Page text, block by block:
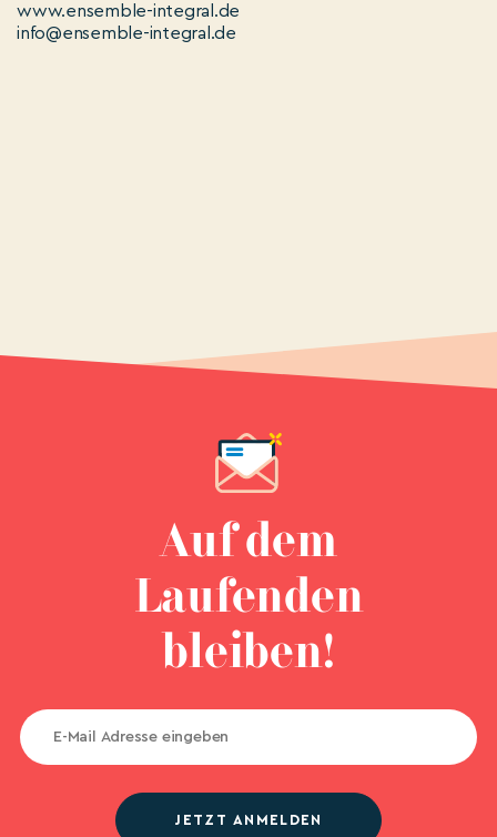
www.ensemble-integral.de
info@ensemble-integral.de
Auf dem
Laufenden
bleiben!
JETZT ANMELDEN